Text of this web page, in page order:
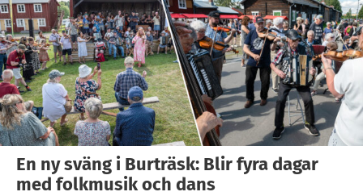
En ny sväng i Burträsk: Blir fyra dagar
med folkmusik och dans